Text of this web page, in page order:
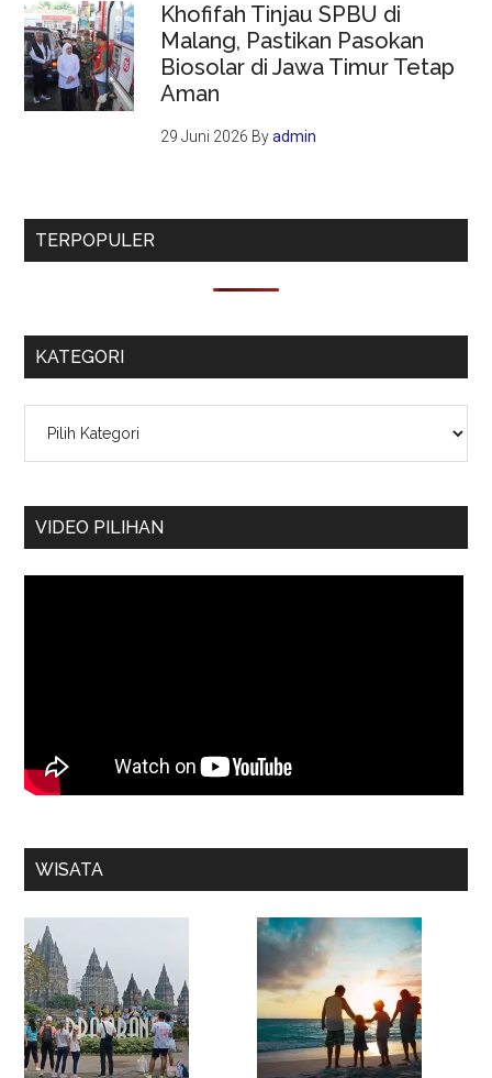
Khofifah Tinjau SPBU di
Malang, Pastikan Pasokan
Biosolar di Jawa Timur Tetap
Aman
29 Juni 2026 Byadmin
TERPOPULER
KATEGORI
VIDEO PILIHAN
WISATA